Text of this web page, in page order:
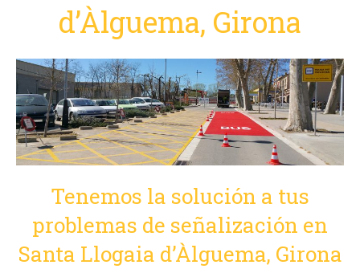
d’Àlguema, Girona
Tenemos la solución a tus
problemas de señalización en
Santa Llogaia d’Àlguema, Girona